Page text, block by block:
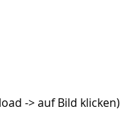
-> auf Bild klicken)